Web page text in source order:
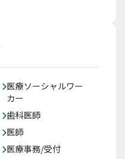
医療ソーシャルワー
カー
歯科医師
医師
医療事務/受付